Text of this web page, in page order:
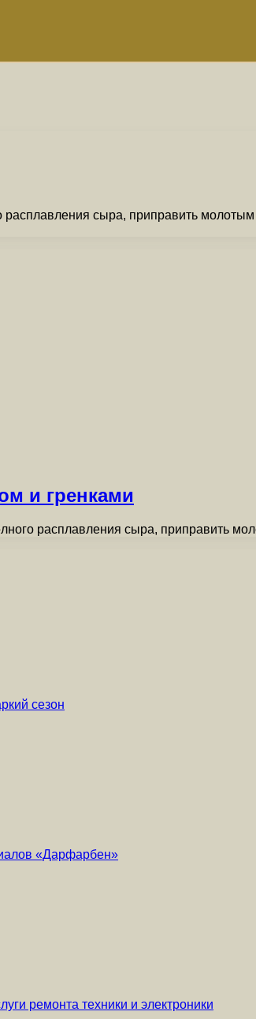
сыра, приправить
и гренками
расплавления сыра, приправить
сезон
«Дарфарбен»
ремонта техники и электроники